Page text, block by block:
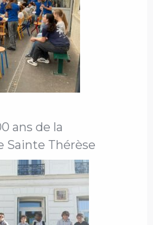
ans de la
Sainte Thérèse